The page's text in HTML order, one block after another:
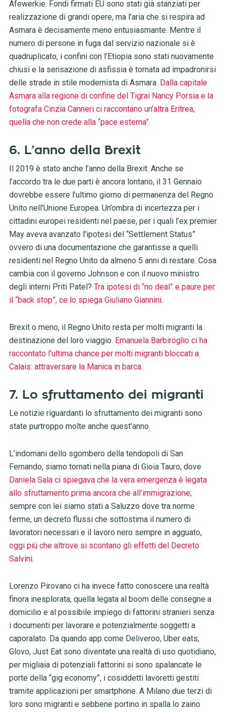
Afewerkie. Fondi firmati EU sono stati già stanziati per
realizzazione di grandi opere, ma l’aria che si respira ad
Asmara è decisamente meno entusiasmante. Mentre il
numero di persone in fuga dal servizio nazionale si è
quadruplicato, i confini con l’Etiopia sono stati nuovamente
chiusi e la sensazione di asfissia è tornata ad impadronirsi
delle strade in stile modernista di Asmara. Dalla capitale
Asmara alla regione di confine del Tigrai Nancy Porsia e la
fotografa Cinzia Canneri ci raccontano un’altra Eritrea,
quella che non crede alla “pace esterna”.
6. L’anno della Brexit
Il 2019 è stato anche l’anno della Brexit. Anche se
l’accordo tra le due parti è ancora lontano, il 31 Gennaio
dovrebbe essere l’ultimo giorno di permanenza del Regno
Unito nell’Unione Europea. Un’ombra di incertezza per i
cittadini europei residenti nel paese, per i quali l’ex premier
May aveva avanzato l’ipotesi del “Settlement Status”
ovvero di una documentazione che garantisse a quelli
residenti nel Regno Unito da almeno 5 anni di restare. Cosa
cambia con il governo Johnson e con il nuovo ministro
degli interni Priti Patel? Tra ipotesi di “no deal” e paure per
il “back stop”, ce lo spiega Giuliano Giannini.
Brexit o meno, il Regno Unito resta per molti migranti la
destinazione del loro viaggio. Emanuela Barbiroglio ci ha
raccontato l’ultima chance per molti migranti bloccati a
Calais: attraversare la Manica in barca.
7. Lo sfruttamento dei migranti
Le notizie riguardanti lo sfruttamento dei migranti sono
state purtroppo molte anche quest’anno.
L’indomani dello sgombero della tendopoli di San
Fernando, siamo tornati nella piana di Gioia Tauro, dove
Daniela Sala ci spiegava che la vera emergenza è legata
allo sfruttamento prima ancora che all’immigrazione;
sempre con lei siamo stati a Saluzzo dove tra norme
ferme, un decreto flussi che sottostima il numero di
lavoratori necessari e il lavoro nero sempre in agguato,
oggi più che altrove si scontano gli effetti del Decreto
Salvini.
Lorenzo Pirovano ci ha invece fatto conoscere una realtà
finora inesplorata, quella legata al boom delle consegne a
domicilio e al possibile impiego di fattorini stranieri senza
i documenti per lavorare e potenzialmente soggetti a
caporalato. Da quando app come Deliveroo, Uber eats,
Glovo, Just Eat sono diventate una realtà di uso quotidiano,
per migliaia di potenziali fattorini si sono spalancate le
porte della “gig economy”, i cosiddetti lavoretti gestiti
tramite applicazioni per smartphone. A Milano due terzi di
loro sono migranti e sebbene portino in spalla lo zaino